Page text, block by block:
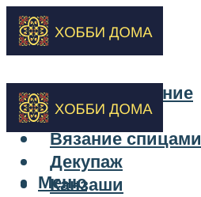
Бисероплетение
Вышивка
Вязание спицами
Декупаж
Канзаши
Меню